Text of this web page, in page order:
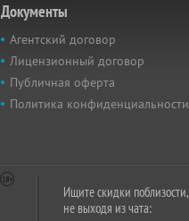
Документы
Агентский договор
Лицензионный договор
Публичная оферта
Политика конфиденциальности
Ищите скидки поблизости,
не выходя из чата: